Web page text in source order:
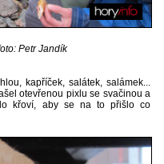
Petr Jandík
kapříček, salátek, salámek...
otevřenou pixlu se svačinou a
křoví, aby se na to přišlo co